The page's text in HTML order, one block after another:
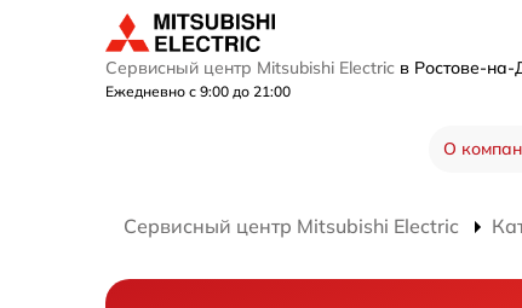
Сервисный центр Mitsubishi Electric в Ростове-на-
Ежедневно с 9:00 до 21:00
О
Сервисный центр Mitsubishi Electric